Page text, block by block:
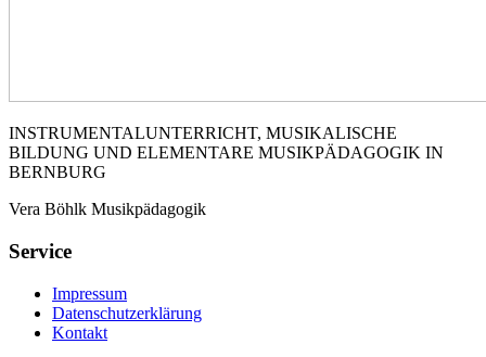
INSTRUMENTALUNTERRICHT, MUSIKALISCHE
BILDUNG UND ELEMENTARE MUSIKPÄDAGOGIK IN
BERNBURG
Vera Böhlk Musikpädagogik
Service
Impressum
Datenschutzerklärung
Kontakt